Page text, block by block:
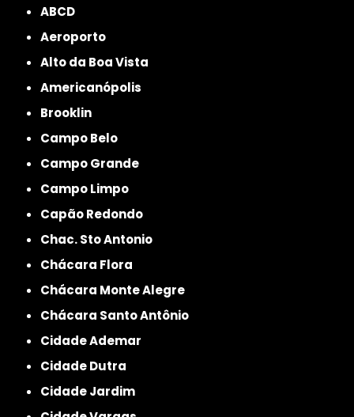
ABCD
Aeroporto
Alto da Boa Vista
Americanópolis
Brooklin
Campo Belo
Campo Grande
Campo Limpo
Capão Redondo
Chac. Sto Antonio
Chácara Flora
Chácara Monte Alegre
Chácara Santo Antônio
Cidade Ademar
Cidade Dutra
Cidade Jardim